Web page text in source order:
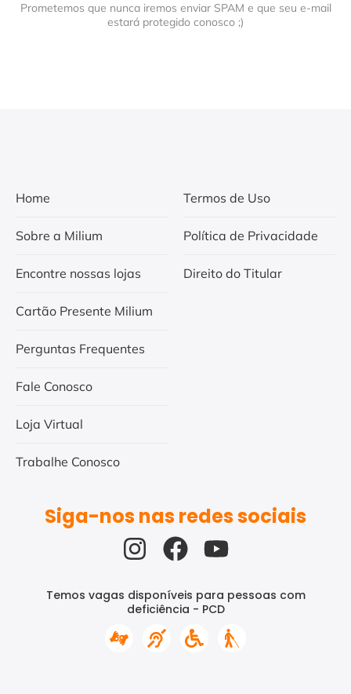
Prometemos que nunca iremos enviar SPAM e que seu e-mail
estará protegido conosco ;)
Home
Sobre a Milium
Encontre nossas lojas
Cartão Presente Milium
Perguntas Frequentes
Fale Conosco
Loja Virtual
Trabalhe Conosco
Termos de Uso
Política de Privacidade
Direito do Titular
Siga-nos nas redes sociais
Temos vagas disponíveis para pessoas com
deficiência - PCD